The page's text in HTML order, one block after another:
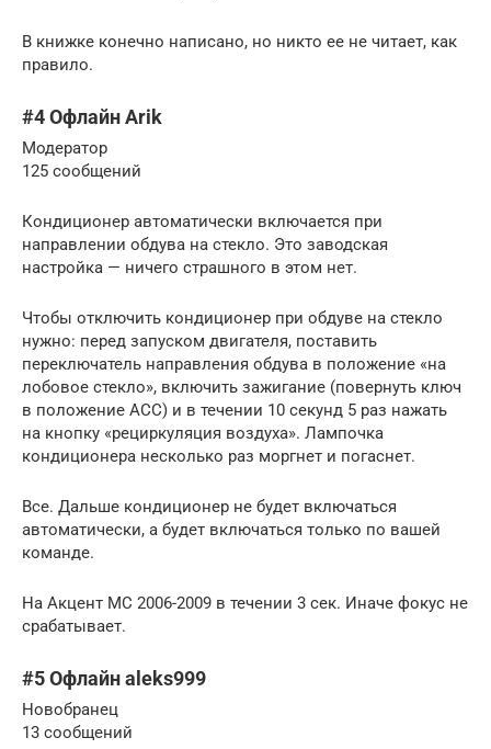
В книжке конечно написано, но никто ее не читает, как
правило.
#4 Офлайн Arik
Модератор
125 сообщений
Кондиционер автоматически включается при
направлении обдува на стекло. Это заводская
настройка — ничего страшного в этом нет.
Чтобы отключить кондиционер при обдуве на стекло
нужно: перед запуском двигателя, поставить
переключатель направления обдува в положение «на
лобовое стекло», включить зажигание (повернуть ключ
в положение ACC) и в течении 10 секунд 5 раз нажать
на кнопку «рециркуляция воздуха». Лампочка
кондиционера несколько раз моргнет и погаснет.
Все. Дальше кондиционер не будет включаться
автоматически, а будет включаться только по вашей
команде.
На Акцент МС 2006-2009 в течении 3 сек. Иначе фокус не
срабатывает.
#5 Офлайн aleks999
Новобранец
13 сообщений